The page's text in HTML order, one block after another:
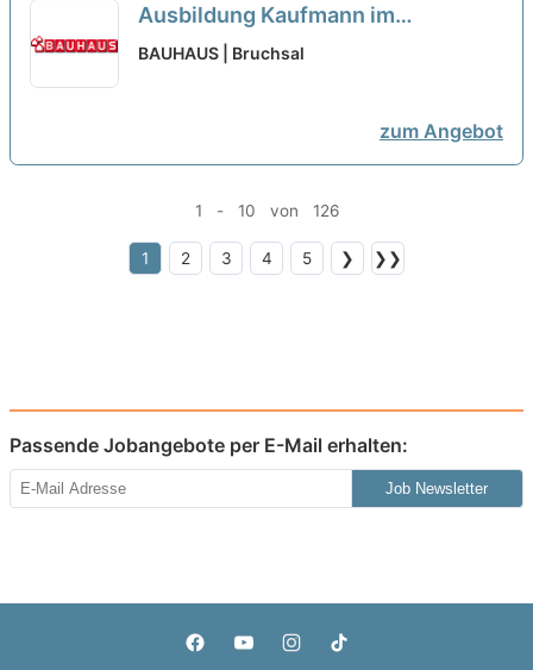
Ausbildung Kaufmann im
Einzelhandel oder Verkäufer
BAUHAUS | Bruchsal
zum Angebot
1 - 10 von 126
1 2 3 4 5 ❯ ❯❯
Passende Jobangebote per E-Mail erhalten:
Job Newsletter